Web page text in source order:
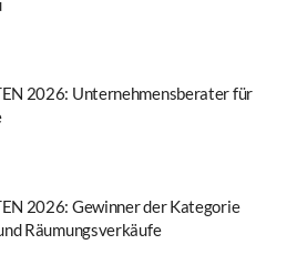
2026: Unternehmensberater für
2026: Gewinner der Kategorie
Räumungsverkäufe